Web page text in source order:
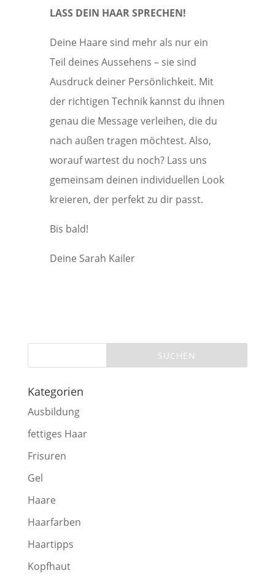
LASS DEIN HAAR SPRECHEN!
Deine Haare sind mehr als nur ein
Teil deines Aussehens – sie sind
Ausdruck deiner Persönlichkeit. Mit
der richtigen Technik kannst du ihnen
genau die Message verleihen, die du
nach außen tragen möchtest. Also,
worauf wartest du noch? Lass uns
gemeinsam deinen individuellen Look
kreieren, der perfekt zu dir passt.
Bis bald!
Deine Sarah Kailer
Kategorien
Ausbildung
fettiges Haar
Frisuren
Gel
Haare
Haarfarben
Haartipps
Kopfhaut